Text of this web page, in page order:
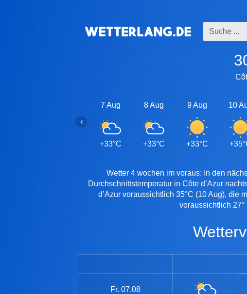
7 Aug
+33°C
8 Aug
+33°C
9 Aug
+33°C
10
‹
Wetter 4 wochen im voraus: In den
Durchschnittstemperatur in Côte d’Azur
d’Azur voraussichtlich 35°C (10 Aug), die
voraussichtlich
Fr. 07.08